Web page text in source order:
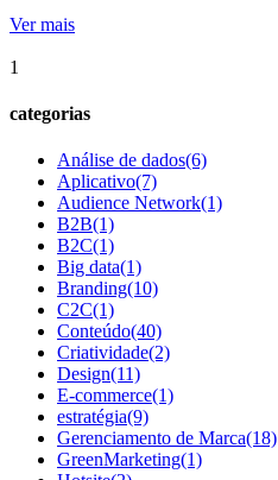
Ver mais
1
categorias
Análise de dados(6)
Aplicativo(7)
Audience Network(1)
B2B(1)
B2C(1)
Big data(1)
Branding(10)
C2C(1)
Conteúdo(40)
Criatividade(2)
Design(11)
E-commerce(1)
estratégia(9)
Gerenciamento de Marca(18)
GreenMarketing(1)